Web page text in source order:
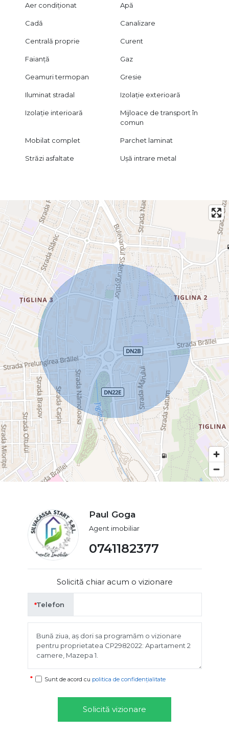
Aer condiționat Apă
Cadă Canalizare
Centrală proprie Curent
Faianță Gaz
Geamuri termopan Gresie
Iluminat stradal Izolație exterioară
Izolație interioară
Mijloace de transport în
comun
Mobilat complet Parchet laminat
Străzi asfaltate Ușă intrare metal
Paul Goga
Agent imobiliar
0741182377
Solicită chiar acum o vizionare
Telefon
Sunt de acord cu politica de confidențialitate
Solicită vizionare